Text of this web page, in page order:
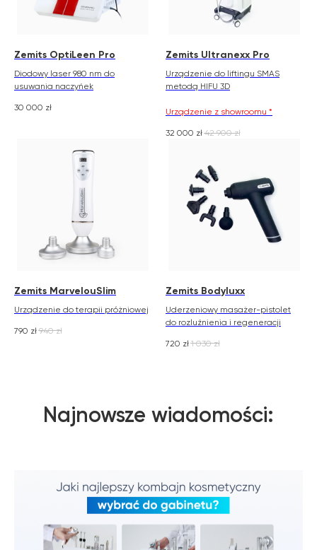
Zemits OptiLeen Pro
Diodowy laser 980 nm do
usuwania naczyńek
30 000 zł
Zemits Ultranexx Pro
Urządzenie do liftingu SMAS
metodą HIFU 3D
Urządzenie z showroomu *
32 000 zł 42 900 zł
Zemits MarvelouSlim
Urządzenie do terapii próżniowej
790 zł 940 zł
Zemits Bodyluxx
Uderzeniowy masażer-pistolet
do rozluźnienia i regeneracji
720 zł 1 030 zł
Najnowsze wiadomości: